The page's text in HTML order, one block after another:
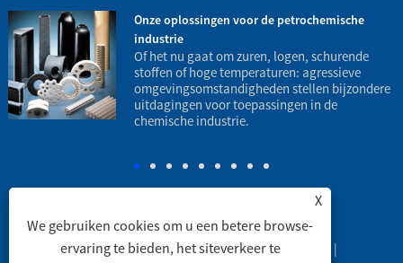
Onze oplossingen voor de petrochemische
industrie
Of het nu gaat om zuren, logen, schurende
stoffen of hoge temperaturen: agressieve
omgevingsomstandigheden stellen bijzondere
uitdagingen voor toepassingen in de
chemische industrie.
Koppelingen| Sitemap| RSS| |
X
We gebruiken cookies om u een betere browse-
ervaring te bieden, het siteverkeer te